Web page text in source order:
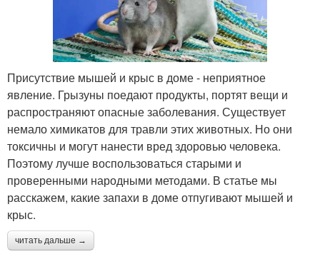
Деготь от мух Деготь в огороде
Деготь для защиты
Присутствие мышей и крыс в доме - неприятное
явление. Грызуны поедают продукты, портят вещи и
распространяют опасные заболевания. Существует
немало химикатов для травли этих животных. Но они
токсичны и могут нанести вред здоровью человека.
Поэтому лучше воспользоваться старыми и
проверенными народными методами. В статье мы
расскажем, какие запахи в доме отпугивают мышей и
крыс.
читать дальше →